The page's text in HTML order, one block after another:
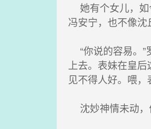
她有个女儿，如
冯安宁，也不像沈
“你说的容易。”
上去。表妹在皇后
见不得人好。喂
沈妙神情未动，